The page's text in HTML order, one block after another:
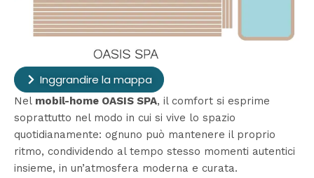
Inggrandire la mappa
Nel mobil-home OASIS SPA, il comfort si esprime
soprattutto nel modo in cui si vive lo spazio
quotidianamente: ognuno può mantenere il proprio
ritmo, condividendo al tempo stesso momenti autentici
insieme, in un’atmosfera moderna e curata.